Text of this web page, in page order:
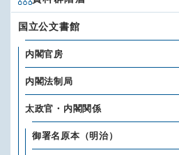
国立公文書館
内閣官房
内閣法制局
太政官・内閣関係
御署名原本（明治）